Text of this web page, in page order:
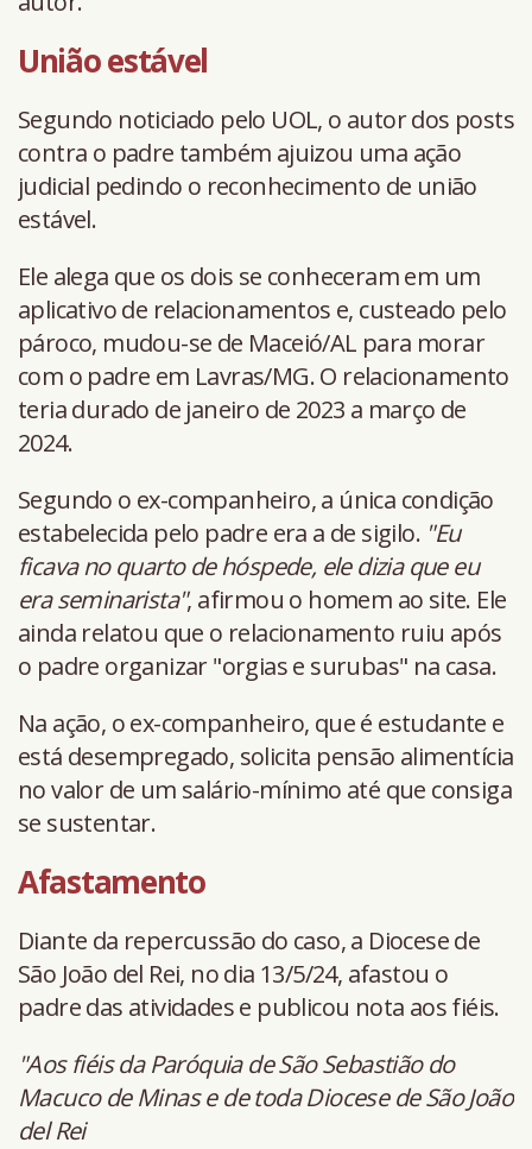
União estável
Segundo noticiado pelo UOL, o autor dos posts
contra o padre também ajuizou uma ação
judicial pedindo o reconhecimento de união
estável.
Ele alega que os dois se conheceram em um
aplicativo de relacionamentos e, custeado pelo
pároco, mudou-se de Maceió/AL para morar
com o padre em Lavras/MG. O relacionamento
teria durado de janeiro de 2023 a março de
2024.
Segundo o ex-companheiro, a única condição
estabelecida pelo padre era a de sigilo. "Eu
ficava no quarto de hóspede, ele dizia que eu
era seminarista", afirmou o homem ao site. Ele
ainda relatou que o relacionamento ruiu após
o padre organizar "orgias e surubas" na casa.
Na ação, o ex-companheiro, que é estudante e
está desempregado, solicita pensão alimentícia
no valor de um salário-mínimo até que consiga
se sustentar.
Afastamento
Diante da repercussão do caso, a Diocese de
São João del Rei, no dia 13/5/24, afastou o
padre das atividades e publicou nota aos fiéis.
"Aos fiéis da Paróquia de São Sebastião do
Macuco de Minas e de toda Diocese de São João
del Rei